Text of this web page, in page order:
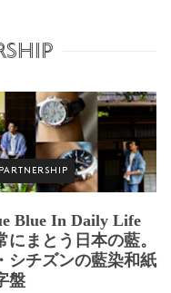
Blue In Daily Life
にまとう日本の藍。
シチズンの藍染和紙
盤